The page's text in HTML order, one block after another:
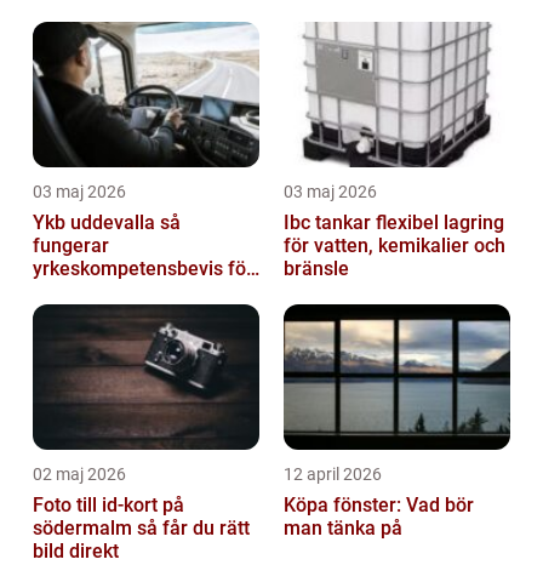
03 maj 2026
Ykb uddevalla så
fungerar
yrkeskompetensbevis för
03 maj 2026
Ibc tankar flexibel lagring
för vatten, kemikalier och
bränsle
02 maj 2026
Foto till id-kort på
södermalm så får du rätt
bild direkt
12 april 2026
Köpa fönster: Vad bör
man tänka på